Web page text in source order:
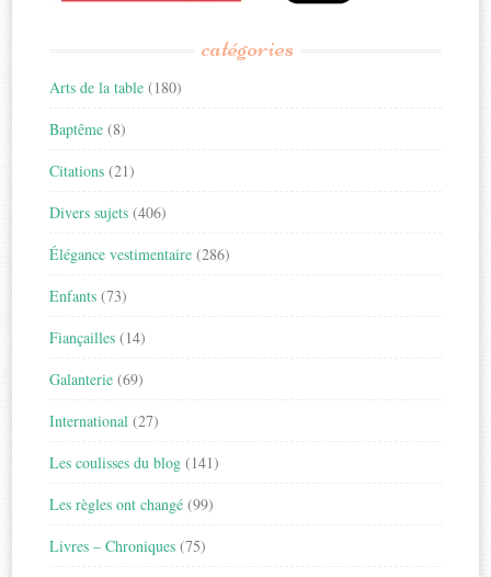
catégories
Arts de la table (180)
Baptême (8)
Citations (21)
Divers sujets (406)
Élégance vestimentaire (286)
Enfants (73)
Fiançailles (14)
Galanterie (69)
International (27)
Les coulisses du blog (141)
Les règles ont changé (99)
Livres – Chroniques (75)